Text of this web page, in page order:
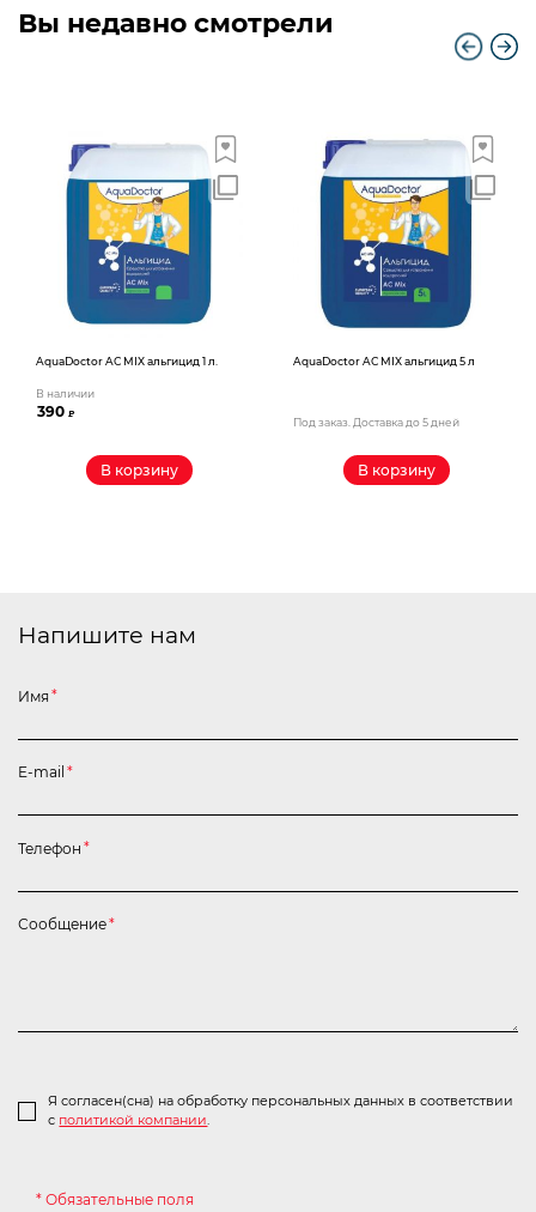
Вы недавно смотрели
AquaDoctor AС MIX альгицид 1 л.
В наличии
390₽
В корзину
AquaDoctor AС MIX альгицид 5 л
Под заказ. Доставка до 5 дней
В корзину
Напишите нам
Имя *
E-mail *
Я согласен(сна) на обработку персональных данных в соответствии
с политикой компании.
Телефон *
Сообщение*
* Обязательные поля